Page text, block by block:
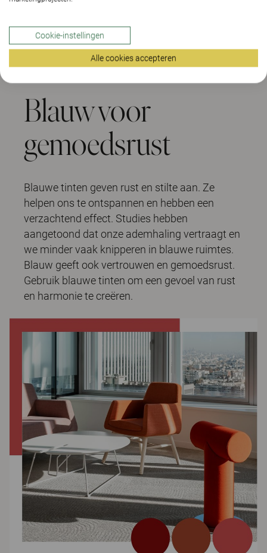
Blauw voor
gemoedsrust
Blauwe tinten geven rust en stilte aan. Ze
helpen ons te ontspannen en hebben een
verzachtend effect. Studies hebben
aangetoond dat onze ademhaling vertraagt en
we minder vaak knipperen in blauwe ruimtes.
Blauw geeft ook vertrouwen en gemoedsrust.
Gebruik blauwe tinten om een gevoel van rust
en harmonie te creëren.
Cookie-instellingen
Alle cookies accepteren